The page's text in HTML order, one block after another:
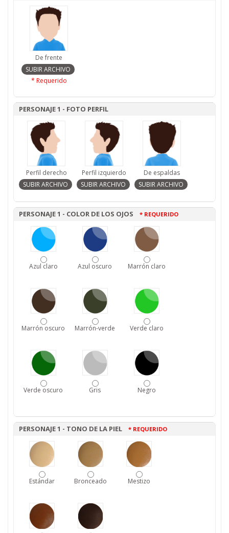
De frente
* Requerido
PERSONAJE 1 - FOTO PERFIL
Perfil derecho Perfil izquierdo De espaldas
PERSONAJE 1 - COLOR DE LOS OJOS * REQUERIDO
Azul claro Azul oscuro Marrón claro
Marrón oscuro Marrón-verde Verde claro
Verde oscuro Gris Negro
PERSONAJE 1 - TONO DE LA PIEL * REQUERIDO
Estándar Bronceado Mestizo